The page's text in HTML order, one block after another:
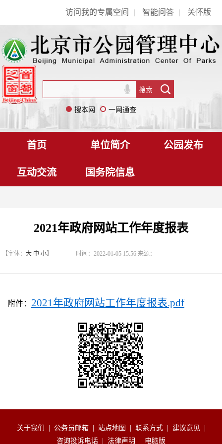
访问我的专属空间 | 智能问答 | 关怀版
搜本网 一网通查
首页 单位简介 公园发布
互动交流 国务院信息
2021年政府网站工作年度报表
时间：2022-01-05 15:56 来源：
【字体： 大 中 小】
附件： 2021年政府网站工作年度报表.pdf
关于我们 公务员邮箱 站点地图 联系方式 建议意见
咨询投诉电话
法律声明 电脑版